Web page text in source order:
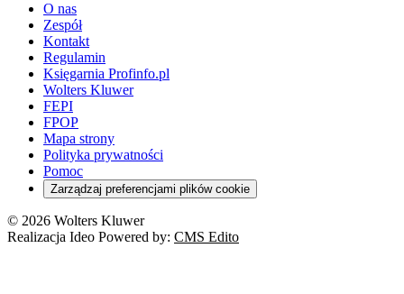
O nas
Zespół
Kontakt
Regulamin
Księgarnia Profinfo.pl
Wolters Kluwer
FEPI
FPOP
Mapa strony
Polityka prywatności
Pomoc
Zarządzaj preferencjami plików cookie
© 2026 Wolters Kluwer
Realizacja Ideo Powered by: CMS Edito